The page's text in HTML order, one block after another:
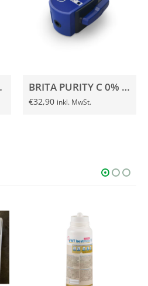
BRITA PURITY C 0% G3/8″ Filterkopf
€32,90 inkl. MwSt.